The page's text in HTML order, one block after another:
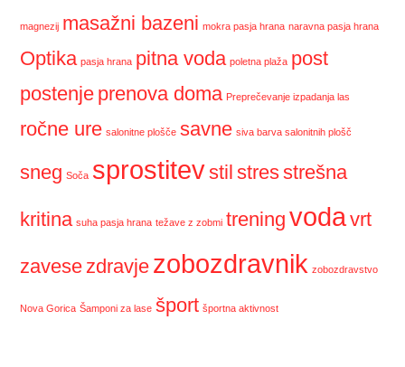
magnezij masažni bazeni mokra pasja hrana naravna pasja hrana
Optika pasja hrana pitna voda poletna plaža post
postenje prenova doma Preprečevanje izpadanja las
ročne ure salonitne plošče savne siva barva salonitnih plošč
sneg Soča sprostitevstil stresstrešna
kritina suha pasja hrana težave z zobmi trening vodavrt
zavese zdravje zobozdravnik zobozdravstvo
Nova Gorica Šamponi za lase šport športna aktivnost